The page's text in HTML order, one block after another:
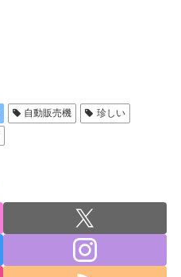
自動販売機
珍しい